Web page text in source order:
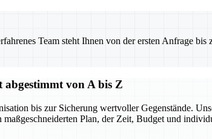
Team steht Ihnen von der ersten Anfrage
von A bis Z
bis zur Sicherung wertvoller Gegenstände.
Plan, der Zeit, Budget und